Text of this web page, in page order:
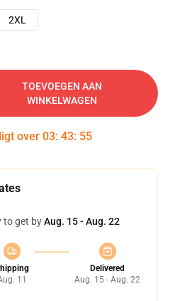
2XL
TOEVOEGEN AAN
WINKELWAGEN
over 03: 43: 54
to get byAug. 15 - Aug. 22
11
Delivered
Aug. 15 - Aug. 22